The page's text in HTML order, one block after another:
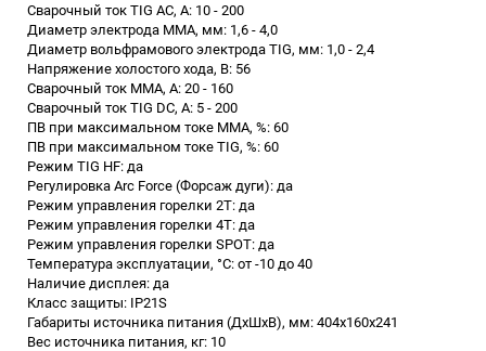
Сварочный ток TIG AC, А: 10 - 200
Диаметр электрода MMA, мм: 1,6 - 4,0
Диаметр вольфрамового электрода TIG, мм: 1,0 - 2,4
Напряжение холостого хода, В: 56
Сварочный ток MMA, А: 20 - 160
Сварочный ток TIG DC, А: 5 - 200
ПВ при максимальном токе ММА, %: 60
ПВ при максимальном токе TIG, %: 60
Режим TIG HF: да
Регулировка Arc Force (Форсаж дуги): да
Режим управления горелки 2Т: да
Режим управления горелки 4T: да
Режим управления горелки SPOT: да
Температура эксплуатации, °C: от -10 до 40
Наличие дисплея: да
Класс защиты: IP21S
Габариты источника питания (ДхШхВ), мм: 404x160x241
Вес источника питания, кг: 10